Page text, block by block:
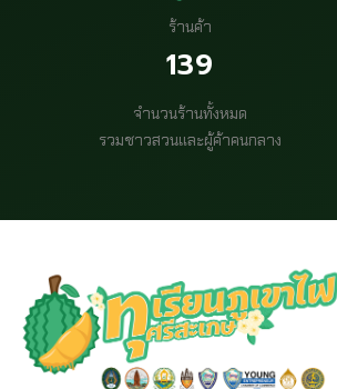
ร้านค้า
139
จำนวนร้านทั้งหมด
รวมชาวสวนและผู้ค้าคนกลาง